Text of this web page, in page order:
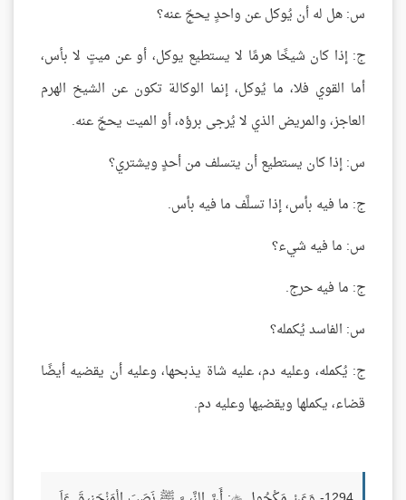
س: هل له أن يُوكل عن واحدٍ يحجّ عنه؟
ج: إذا كان شيخًا هرمًا لا يستطيع يوكل، أو عن ميتٍ لا بأس،
أما القوي فلا، ما يُوكل، إنما الوكالة تكون عن الشيخ الهرم
العاجز، والمريض الذي لا يُرجى برؤه، أو الميت يحجّ عنه.
س: إذا كان يستطيع أن يتسلف من أحدٍ ويشتري؟
ج: ما فيه بأس، إذا تسلَّف ما فيه بأس.
س: ما فيه شيء؟
ج: ما فيه حرج.
س: الفاسد يُكمله؟
ج: يُكمله، وعليه دم، عليه شاة يذبحها، وعليه أن يقضيه أيضًا
قضاء، يكملها ويقضيها وعليه دم.